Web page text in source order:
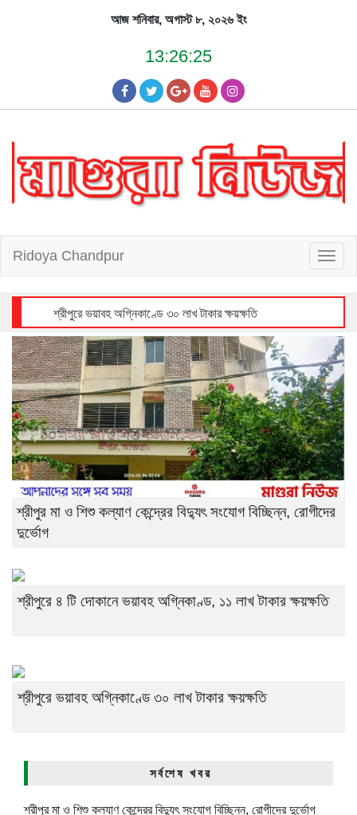
আজ শনিবার, অগাস্ট ৮, ২০২৬ ইং
13:26:26
T
o
g
l
a
t
Ridoya Chandpur
শ্রীপুরে ভয়াবহ অগ্নিকাণ্ডে ৩০ লাখ টাকার ক্ষয়ক্ষতি
শ্রীপুর মা ও শিশু কল্যাণ কেন্দ্রের বিদ্যুৎ সংযোগ বিচ্ছিন্ন, রোগীদের
দুর্ভোগ
শ্রীপুরে ৪ টি দোকানে ভয়াবহ অগ্নিকাণ্ড, ১১ লাখ টাকার ক্ষয়ক্ষতি
শ্রীপুরে ভয়াবহ অগ্নিকাণ্ডে ৩০ লাখ টাকার ক্ষয়ক্ষতি
সর্বশেষ খবর
শ্রীপুর মা ও শিশু কল্যাণ কেন্দ্রের বিদ্যুৎ সংযোগ বিচ্ছিন্ন, রোগীদের দুর্ভোগ